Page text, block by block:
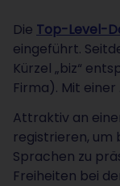
Die Top-Level-
eingeführt.
Kürzel „biz“
Firma). Mit
Attraktiv an
registrieren, um
Sprachen zu
Freiheiten bei